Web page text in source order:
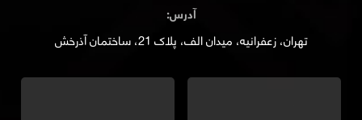
آدرس:
تهران، زعفرانیه، میدان الف، پلاک 21، ساختمان آذرخش